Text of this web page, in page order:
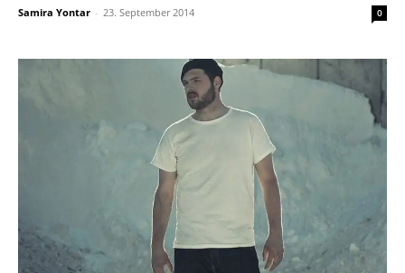
Samira Yontar - 23. September 2014 0